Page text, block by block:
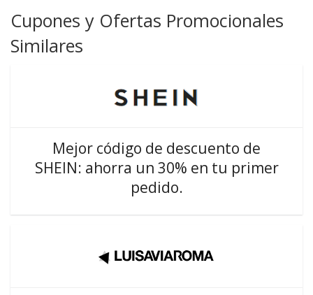
Cupones y Ofertas Promocionales
Similares
Mejor código de descuento de
SHEIN: ahorra un 30% en tu primer
pedido.